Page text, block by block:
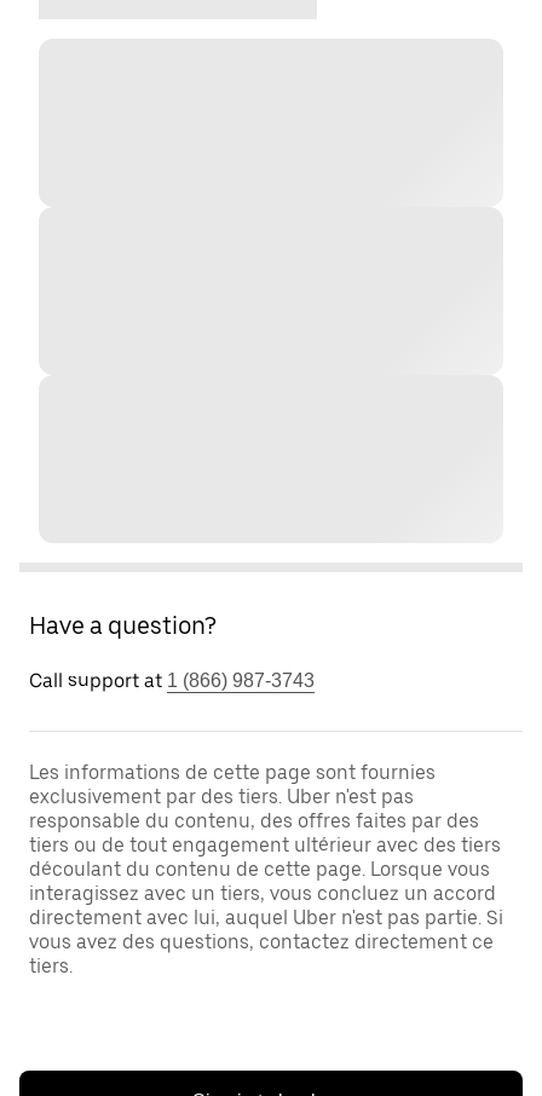
Have a question?
Call support at 1 (866) 987-3743
Les informations de cette page sont fournies
exclusivement par des tiers. Uber n'est pas
responsable du contenu, des offres faites par des
tiers ou de tout engagement ultérieur avec des tiers
découlant du contenu de cette page. Lorsque vous
interagissez avec un tiers, vous concluez un accord
directement avec lui, auquel Uber n'est pas partie. Si
vous avez des questions, contactez directement ce
tiers.